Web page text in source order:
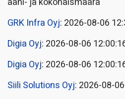
GRK Infra Oyj: 2026-08-06
Digia Oyj: 2026-08-06
Digia Oyj: 2026-08-06
Siili Solutions Oyj: 2026-08-